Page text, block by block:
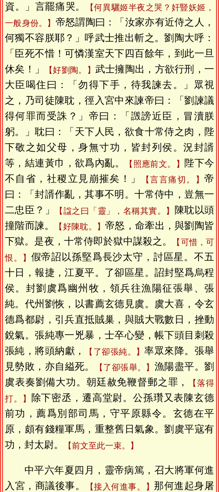
資。」言罷痛哭。
【何異驪姬半夜之哭？奸豎妖姬，
一般身份。】 帝怒謂陶曰：「汝家亦有近侍之人，
何獨不容朕耶？」呼武士推出斬之。劉陶大呼：
「臣死不惜！可憐漢室天下四百餘年，到此一旦
休矣！」
【好劉陶。】 武士擁陶出，方欲行刑，一
大臣喝住曰：「勿得下手，待我諫去。」眾視
之，乃司徒陳耽，徑入宮中來諫帝曰：「劉諫議
得何罪而受誅？」帝曰：「譭謗近臣，冒瀆朕
躬。」耽曰：「天下人民，欲食十常侍之肉，陛
下敬之如父母，身無寸功，皆封列侯。況封諝
等，結連黃巾，欲爲內亂。
【照應前文。】 陛下今
不自省，社稷立見崩摧矣！」
【言言痛切。】帝
曰：「封諝作亂，其事不明。十常侍中，豈無一
二忠臣？」
【諡之曰「靈」，名稱其實。】
陳耽以頭
撞階而諫。
【好陳耽。】帝怒，命牽出，與劉陶皆
下獄。是夜，十常侍即於獄中謀殺之。
【可惜，可
恨。】 假帝詔以孫堅爲長沙太守，討區星。不五
十日，報捷，江夏平。了卻區星。詔封堅爲烏程
侯。封劉虞爲幽州牧，領兵往漁陽征張舉、張
純。代州劉恢，以書薦玄德見虞。虞大喜，令玄
德爲都尉，引兵直抵賊巢，與賊大戰數日，挫動
銳氣。張純專一兇暴，士卒心變，帳下頭目刺殺
張純，將頭納獻，
【了卻張純。】率眾來降。張舉
見勢敗，亦自縊死。
【了卻張舉。】 漁陽盡平。劉
虞表奏劉備大功。朝廷赦免鞭督郵之罪，
【落得
打。】
除下密丞，遷高堂尉。公孫瓚又表陳玄德
前功，薦爲別部司馬，守平原縣令。玄德在平
原，頗有錢糧軍馬，重整舊日氣象。劉虞平寇有
功，封太尉。
【前文至此一束。】
中平六年夏四月，靈帝病篤，召大將軍何進
入宮，商議後事。
【接入何進事。】 那何進起身屠